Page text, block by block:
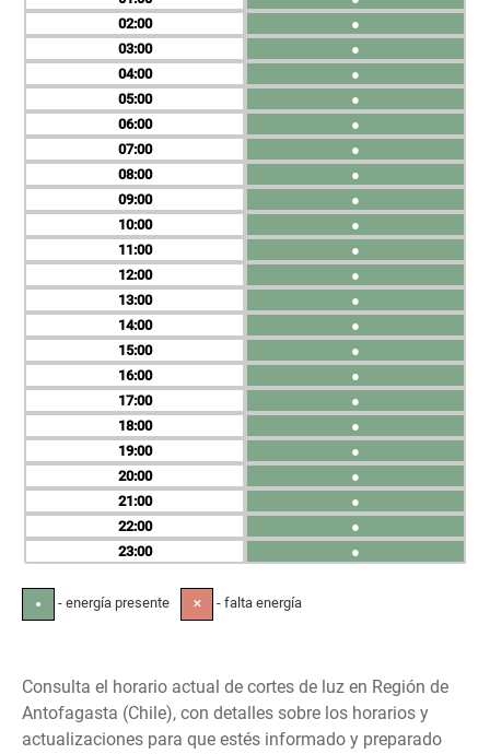
02
03
04
05
06
07
08
09
10
11
12
13
14
15
16
17
18
19
20
21
22
23
●
●
●
●
●
●
●
●
●
●
●
●
●
●
●
●
●
●
●
●
●
●
● - energía presente ✕ - falta energía
Consulta el horario actual de cortes de luz en Región de
Antofagasta (Chile), con detalles sobre los horarios y
actualizaciones para que estés informado y preparado